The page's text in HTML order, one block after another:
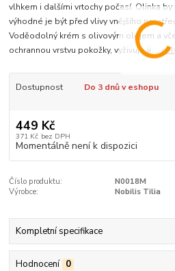
vlhkem i dalšími vrtochy počasí. Olinka
výhodné je být před vlivy vnějšího
Voděodolný krém s olivovým olejem a
ochrannou vrstvu pokožky, vyživuje ji,...
Dostupnost Do 3 dnů v eshopu
449 Kč
371 Kč bez DPH
Momentálně není k dispozici
Číslo produktu:
N0018M
Výrobce:
Nobilis Tilia
Kompletní specifikace
Hodnocení 0